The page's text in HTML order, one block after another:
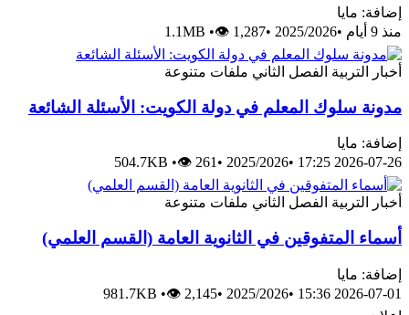
إضافة: مايا
منذ 9 أيام
•
2025/2026
•
1.1MB •👁 1,287
أخبار التربية الفصل الثاني ملفات متنوعة
مدونة سلوك المعلم في دولة الكويت: الأسئلة الشائعة
إضافة: مايا
2026-07-26 17:25
•
2025/2026
•
504.7KB •👁 261
أخبار التربية الفصل الثاني ملفات متنوعة
أسماء المتفوقين في الثانوية العامة (القسم العلمي)
إضافة: مايا
2026-07-01 15:36
•
2025/2026
•
981.7KB •👁 2,145